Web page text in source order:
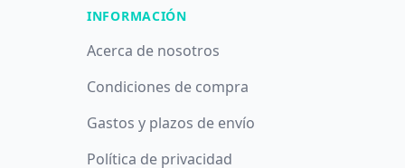
INFORMACIÓN
Acerca de nosotros
Condiciones de compra
Gastos y plazos de envío
Política de privacidad